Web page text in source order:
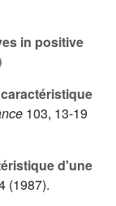
in positive
103, 13-19
d'une
(1987).